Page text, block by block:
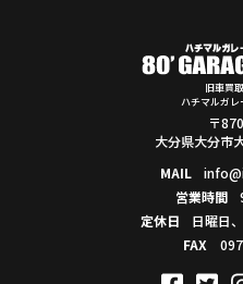
旧車買
ハチマルガレ
〒
大分県大分市
MAIL
営業時間
定休日
日曜日
FAX